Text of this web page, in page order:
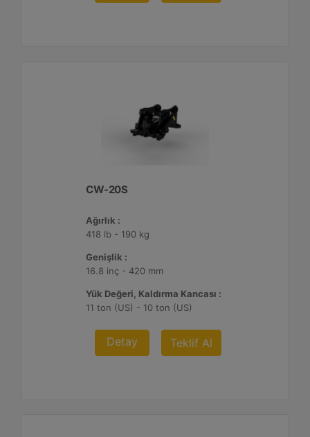
CW-20S
Ağırlık :
418 lb - 190 kg
Genişlik :
16.8 inç - 420 mm
Yük Değeri, Kaldırma Kancası :
11 ton (US) - 10 ton (US)
Detay Teklif Al